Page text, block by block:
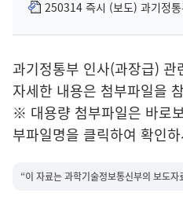
250314 즉시 (보도) 과기정
과기정통부 인사(과장급)
자세한 내용은 첨부파일을
※ 대용량 첨부파일은 바로
부파일명을 클릭하여 확인
“이 자료는 과학기술정보통신부의 보도